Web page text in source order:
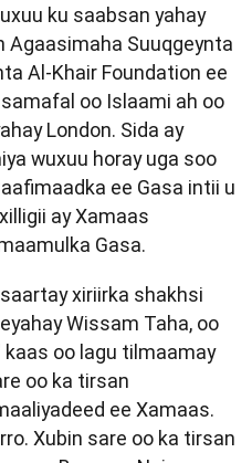
ku saabsan yahay
Agaasimaha Suuqgeynta
Al-Khair Foundation ee
oo Islaami ah oo
London. Sida ay
wuxuu horay uga soo
ee Gasa intii u
ay Xamaas
Gasa.
xiriirka shakhsi
Wissam Taha, oo
kaas oo lagu tilmaamay
oo ka tirsan
ee Xamaas.
Xubin sare oo ka tirsan